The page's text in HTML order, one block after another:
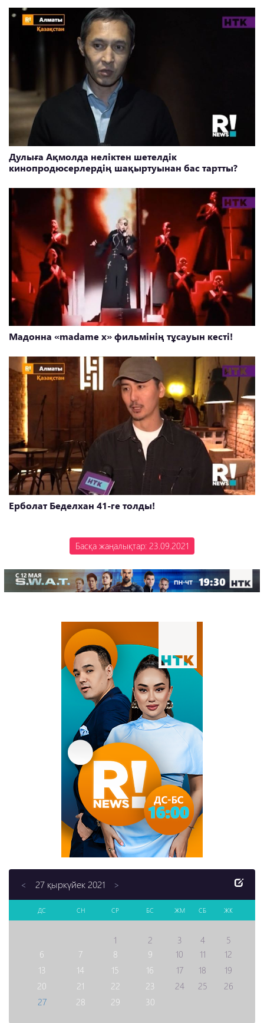
Дулыға Ақмолда неліктен шетелдік
кинопродюсерлердің шақыртуынан бас тартты?
Мадонна «madame x» фильмінің тұсауын кесті!
Ерболат Беделхан 41-ге толды!
Басқа жаңалықтар: 23.09.2021
< 27 қыркүйек 2021 >
ДС СН СР БС ЖМ СБ ЖК
1 2 3 4
5
6
7 8 9 10 11
12
13
14 15 16 17 18
19
20
21 22 23 24 25
26
27
28 29 30